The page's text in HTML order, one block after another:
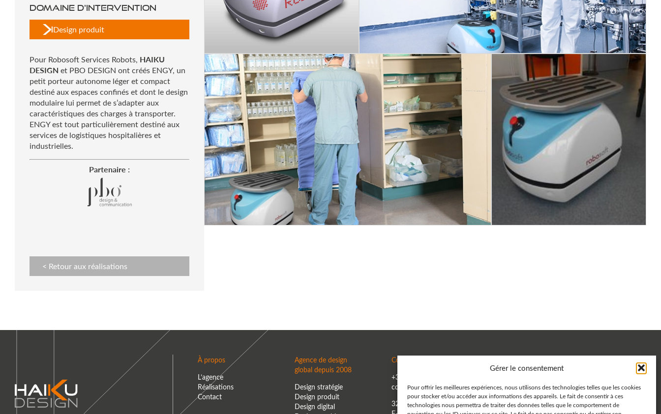
Gérer le consentement
Pour offrir les meilleures expériences, nous utilisons des technologies telles que les cookies
pour stocker et/ou accéder aux informations des appareils. Le fait de consentir à ces
technologies nous permettra de traiter des données telles que le comportement de
Domaine d'intervention
Design produit
Pour Robosoft Services Robots, HAIKU
DESIGN et PBO DESIGN ont créés ENGY, un
petit porteur autonome léger et compact
destiné aux espaces confinés et dont le design
modulaire lui permet de s’adapter aux
caractéristiques des charges à transporter.
ENGY est tout particulièrement destiné aux
services de logistiques hospitalières et
industrielles.
Partenaire :
< Retour aux réalisations
À propos
L’agence
Réalisations
Contact
Agence de design
global depuis 2008
Design stratégie
Design produit
Design digital
Contact
+33 6.80.06.28.57
contact@haiku-design.com
32 rue de Hapetenia
Télécharger la présentation